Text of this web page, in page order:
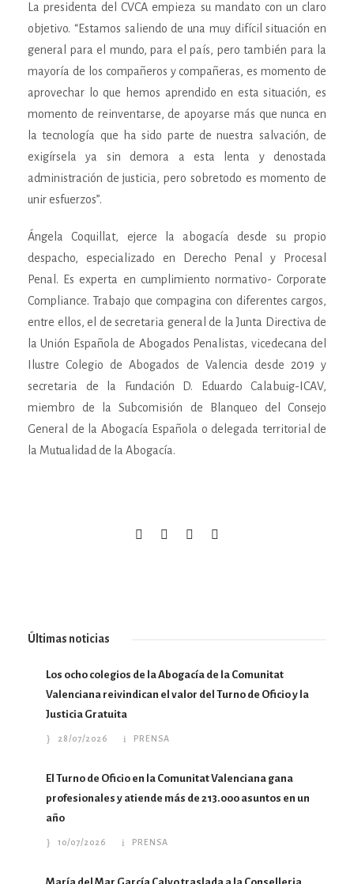
La presidenta del CVCA empieza su mandato con un claro
objetivo. “Estamos saliendo de una muy difícil situación en
general para el mundo, para el país, pero también para la
mayoría de los compañeros y compañeras, es momento de
aprovechar lo que hemos aprendido en esta situación, es
momento de reinventarse, de apoyarse más que nunca en
la tecnología que ha sido parte de nuestra salvación, de
exigírsela ya sin demora a esta lenta y denostada
administración de justicia, pero sobretodo es momento de
unir esfuerzos”.
Ángela Coquillat, ejerce la abogacía desde su propio
despacho, especializado en Derecho Penal y Procesal
Penal. Es experta en cumplimiento normativo- Corporate
Compliance. Trabajo que compagina con diferentes cargos,
entre ellos, el de secretaria general de la Junta Directiva de
la Unión Española de Abogados Penalistas, vicedecana del
Ilustre Colegio de Abogados de Valencia desde 2019 y
secretaria de la Fundación D. Eduardo Calabuig-ICAV,
miembro de la Subcomisión de Blanqueo del Consejo
General de la Abogacía Española o delegada territorial de
la Mutualidad de la Abogacía.
Últimas noticias
Los ocho colegios de la Abogacía de la Comunitat
Valenciana reivindican el valor del Turno de Oficio y la
Justicia Gratuita
28/07/2026 PRENSA
El Turno de Oficio en la Comunitat Valenciana gana
profesionales y atiende más de 213.000 asuntos en un
año
10/07/2026 PRENSA